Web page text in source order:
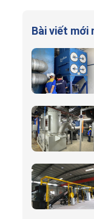
Bài viết mới